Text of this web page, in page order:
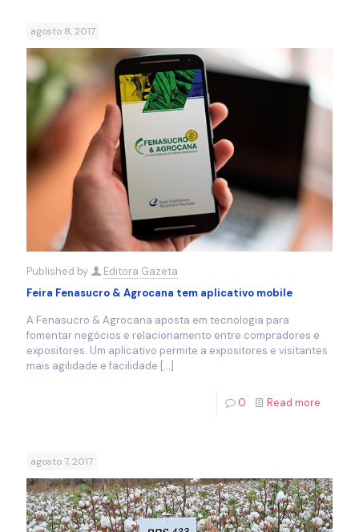
agosto 8, 2017
Published by
Editora Gazeta
Feira Fenasucro & Agrocana tem aplicativo mobile
A Fenasucro & Agrocana aposta em tecnologia para
fomentar negócios e relacionamento entre compradores e
expositores. Um aplicativo permite a expositores e visitantes
mais agilidade e facilidade […]
0 Read more
agosto 7, 2017